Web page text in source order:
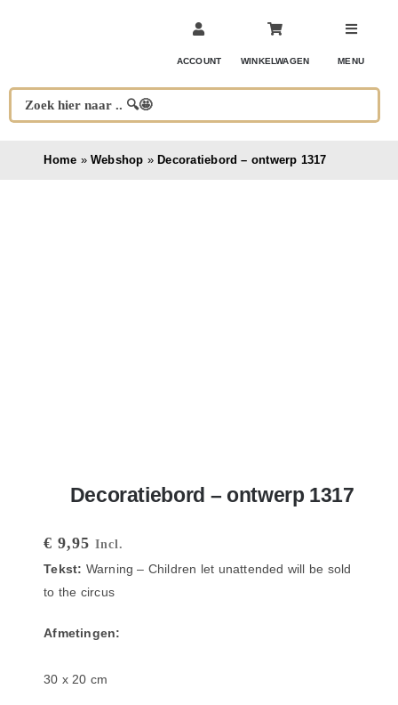
ACCOUNT WINKELWAGEN MENU
Home » Webshop » Decoratiebord – ontwerp 1317
Decoratiebord – ontwerp 1317
€ 9,95 Incl.
Tekst: Warning – Children let unattended will be sold
to the circus
Afmetingen:
30 x 20 cm